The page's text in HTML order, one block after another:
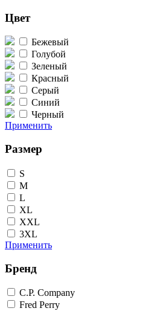
Цвет
Бежевый
Голубой
Зеленый
Красный
Серый
Синий
Черный
Применить
Размер
S
M
L
XL
XXL
3XL
Применить
Бренд
C.P. Company
Fred Perry